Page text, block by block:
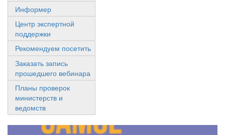
Информер
Центр экспертной
поддержки
Рекомендуем посетить
Заказать запись
прошедшего вебинара
Планы проверок
министерств и
ведомств